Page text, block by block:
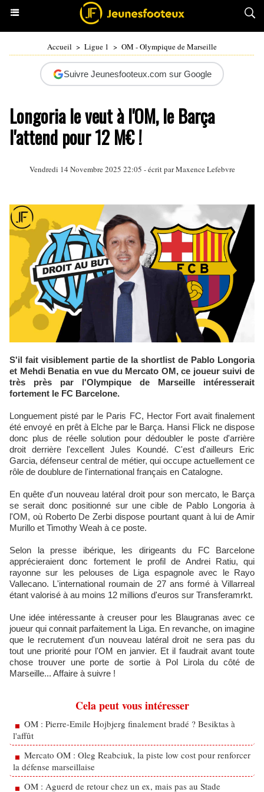
Accueil > Ligue 1 > OM - Olympique de Marseille
Suivre Jeunesfooteux.com sur Google
Longoria le veut à l'OM, le Barça
l'attend pour 12 M€ !
Vendredi 14 Novembre 2025 22:05 - écrit par Maxence Lefebvre
S'il fait visiblement partie de la shortlist de Pablo Longoria
et Mehdi Benatia en vue du Mercato OM, ce joueur suivi de
très près par l'Olympique de Marseille intéresserait
fortement le FC Barcelone.
Longuement pisté par le Paris FC, Hector Fort avait finalement
été envoyé en prêt à Elche par le Barça. Hansi Flick ne dispose
donc plus de réelle solution pour dédoubler le poste d'arrière
droit derrière l'excellent Jules Koundé. C'est d'ailleurs Eric
Garcia, défenseur central de métier, qui occupe actuellement ce
rôle de doublure de l'international français en Catalogne.
En quête d'un nouveau latéral droit pour son mercato, le Barça
se serait donc positionné sur une cible de Pablo Longoria à
l'OM, où Roberto De Zerbi dispose pourtant quant à lui de Amir
Murillo et Timothy Weah à ce poste.
Selon la presse ibérique, les dirigeants du FC Barcelone
apprécieraient donc fortement le profil de Andrei Ratiu, qui
rayonne sur les pelouses de Liga espagnole avec le Rayo
Vallecano. L'international roumain de 27 ans formé à Villarreal
étant valorisé à au moins 12 millions d'euros sur Transferamrkt.
Une idée intéressante à creuser pour les Blaugranas avec ce
joueur qui connait parfaitement la Liga. En revanche, on imagine
que le recrutement d'un nouveau latéral droit ne sera pas du
tout une priorité pour l'OM en janvier. Et il faudrait avant toute
chose trouver une porte de sortie à Pol Lirola du côté de
Marseille... Affaire à suivre !
Cela peut vous intéresser
OM : Pierre-Emile Hojbjerg finalement bradé ? Besiktas à
l'affût
Mercato OM : Oleg Reabciuk, la piste low cost pour renforcer
la défense marseillaise
OM : Aguerd de retour chez un ex, mais pas au Stade